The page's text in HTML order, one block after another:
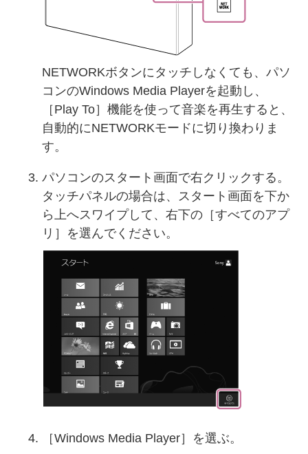
NETWORKボタンにタッチしなくても、パソ
コンのWindows Media Playerを起動し、
［Play To］機能を使って音楽を再生すると、
自動的にNETWORKモードに切り換わりま
す。
パソコンのスタート画面で右クリックする。
タッチパネルの場合は、スタート画面を下か
ら上へスワイプして、右下の［すべてのアプ
リ］を選んでください。
［Windows Media Player］を選ぶ。